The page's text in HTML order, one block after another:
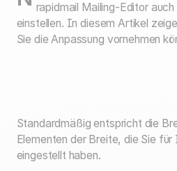
rapidmail Mailing-Editor auch
einstellen. In diesem Artikel
Sie die Anpassung vornehmen
Standardmäßig entspricht die
Elementen der Breite, die Sie
eingestellt haben.